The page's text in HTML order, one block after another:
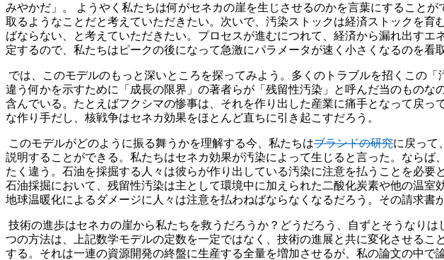
みやかだ」。 ようやく私たちは何がセネカの崖を生じさせるのかを言葉にすること
取るようなことだと考えていただきたい。次いで、汚染ストックは経済ストックを
ばならない、と考えていただきたい。プロセスが進むにつれて、経済から漏れ出す
定するので、私たちはピークの後になって急激にパラメータが速く小さくなるのを
では、このモデルのもっと深いところを探ってみよう。多くのトラブルを招くこの
違う何かを示すために「成長の限界」の著者らが「残留性汚染」と呼んだ当のもの
含んでいる。たとえばフクシマの惨事は、それを作り出した産業に痛手となって戻
な作り手だし、核戦争はセネカ効果をほとんど直ちに引き起こすだろう。
このモデルがどのように振る舞うかを理解する今、私たちはブランドの研究に戻って
説明することができる。私たちはセネカ効果が汚染によって生じると言った。なら
たく違う。石油を採掘する人々は彼らが作り出している汚染に注意を払うことを必
石油採掘において、残留性汚染は主として環境中に加えられた二酸化炭素や他の温
地球温暖化によるダメージに人々は注意を払わねばならなくなるだろう。その請求
技術の進歩はセネカの崖から私たちを救うだろうか？どうだろう、自ずとそうなり
つの方法は、上記数学モデルの定数を一定ではなく、技術の進展と共に変化させる
する。それは一連の資源開発の終盤に生産する全量を増加させるが、私の論文の中